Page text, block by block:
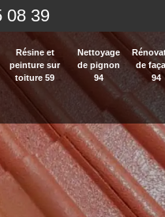
08 39
Résine et
peinture sur
toiture 59
Nettoyage
de pignon
94
de
94